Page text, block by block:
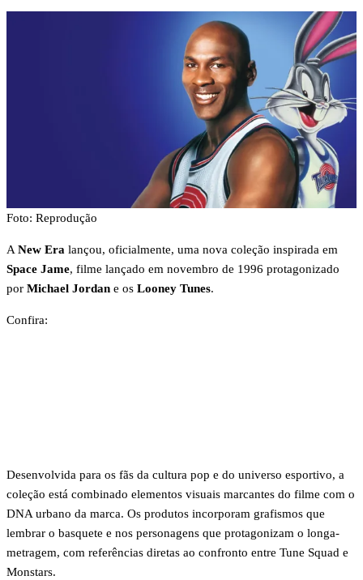
Foto: Reprodução
A New Era lançou, oficialmente, uma nova coleção inspirada em
Space Jame, filme lançado em novembro de 1996 protagonizado
por Michael Jordan e os Looney Tunes.
Confira:
Desenvolvida para os fãs da cultura pop e do universo esportivo, a
coleção está combinado elementos visuais marcantes do filme com o
DNA urbano da marca. Os produtos incorporam grafismos que
lembrar o basquete e nos personagens que protagonizam o longa-
metragem, com referências diretas ao confronto entre Tune Squad e
Monstars.